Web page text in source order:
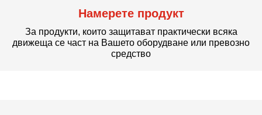
Намерете продукт
За продукти, които защитават практически всяка
движеща се част на Вашето оборудване или превозно
средство